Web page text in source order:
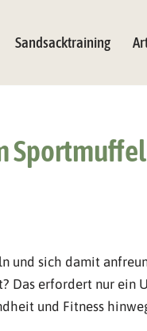
Sandsacktraining
und sich damit
Das erfordert nur ein
und Fitness